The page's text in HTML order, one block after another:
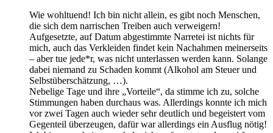
Wie wohltuend! Ich bin nicht allein, es gibt noch Menschen,
die sich dem narrischen Treiben auch verweigern!
Aufgesetzte, auf Datum abgestimmte Narretei ist nichts für
mich, auch das Verkleiden findet kein Nachahmen meinerseits
– aber tue jede*r, was nicht unterlassen werden kann. Solange
dabei niemand zu Schaden kommt (Alkohol am Steuer und
Selbstüberschätzung, …).
Nebelige Tage und ihre „Vorteile“, da stimme ich zu, solche
Stimmungen haben durchaus was. Allerdings konnte ich mich
vor zwei Tagen auch wieder sehr deutlich und begeistert vom
Gegenteil überzeugen, dafür war allerdings ein Ausflug nötig!